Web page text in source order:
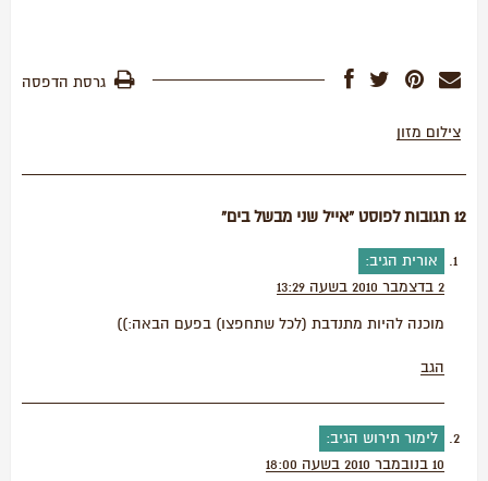
גרסת הדפסה
צילום מזון
12 תגובות לפוסט “אייל שני מבשל בים”
אורית הגיב:
2 בדצמבר 2010 בשעה 13:29
מוכנה להיות מתנדבת (לכל שתחפצו) בפעם הבאה:))
הגב
לימור תירוש הגיב:
10 בנובמבר 2010 בשעה 18:00